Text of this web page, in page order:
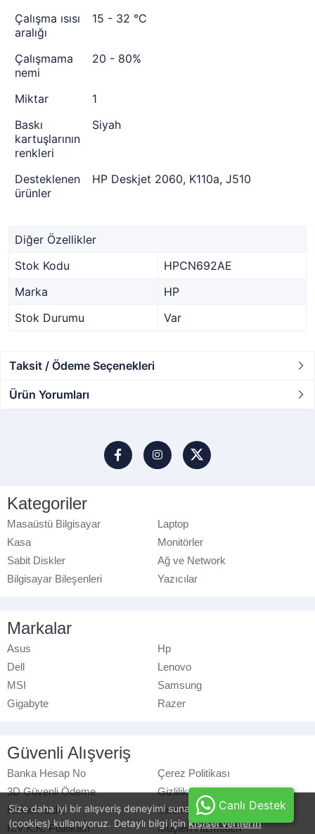
Size daha iyi bir alışveriş deneyimi sunabilmek için, çerezler
(cookies) kullanıyoruz. Detaylı bilgi için kişisel verilerin
Çalışma ısısı
aralığı
15 - 32 °C
Çalışmama
nemi
20 - 80%
Miktar
1
Baskı
kartuşlarının
renkleri
Siyah
Desteklenen
ürünler
HP Deskjet 2060, K110a, J510
Diğer Özellikler
Stok Kodu
HPCN692AE
Marka
HP
Stok Durumu
Var
Taksit / Ödeme Seçenekleri
Ürün Yorumları
Kategoriler
Masaüstü Bilgisayar
Laptop
Kasa
Monitörler
Sabit Diskler
Ağ ve Network
Bilgisayar Bileşenleri
Yazıcılar
Markalar
Asus
Hp
Dell
Lenovo
MSI
Samsung
Gigabyte
Razer
Güvenli Alışveriş
Banka Hesap No
Çerez Politikası
3D Güvenli Ödeme
Gizlilik Politikası
Hakkımızda
İade ve Değişim
K.V.K.K. Politikası
Müşteri Hizmetleri
Canlı Destek